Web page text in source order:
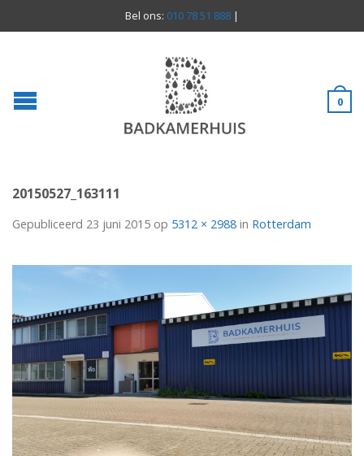
Bel ons: 010 78 51 888 |
0
20150527_163111
Gepubliceerd 23 juni 2015 op 5312 × 2988 in Rotterdam